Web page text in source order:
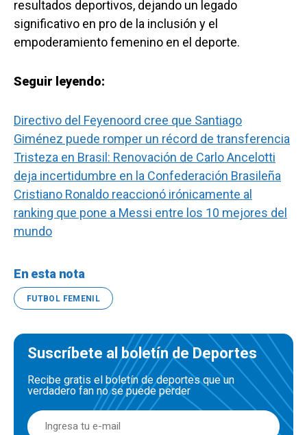
resultados deportivos, dejando un legado
significativo en pro de la inclusión y el
empoderamiento femenino en el deporte.
Seguir leyendo:
Directivo del Feyenoord cree que Santiago
Giménez puede romper un récord de transferencia
Tristeza en Brasil: Renovación de Carlo Ancelotti
deja incertidumbre en la Confederación Brasileña
Cristiano Ronaldo reaccionó irónicamente al
ranking que pone a Messi entre los 10 mejores del
mundo
En esta nota
FUTBOL FEMENIL
Suscríbete al boletín de Deportes
Recibe gratis el boletín de deportes que un
verdadero fan no se puede perder